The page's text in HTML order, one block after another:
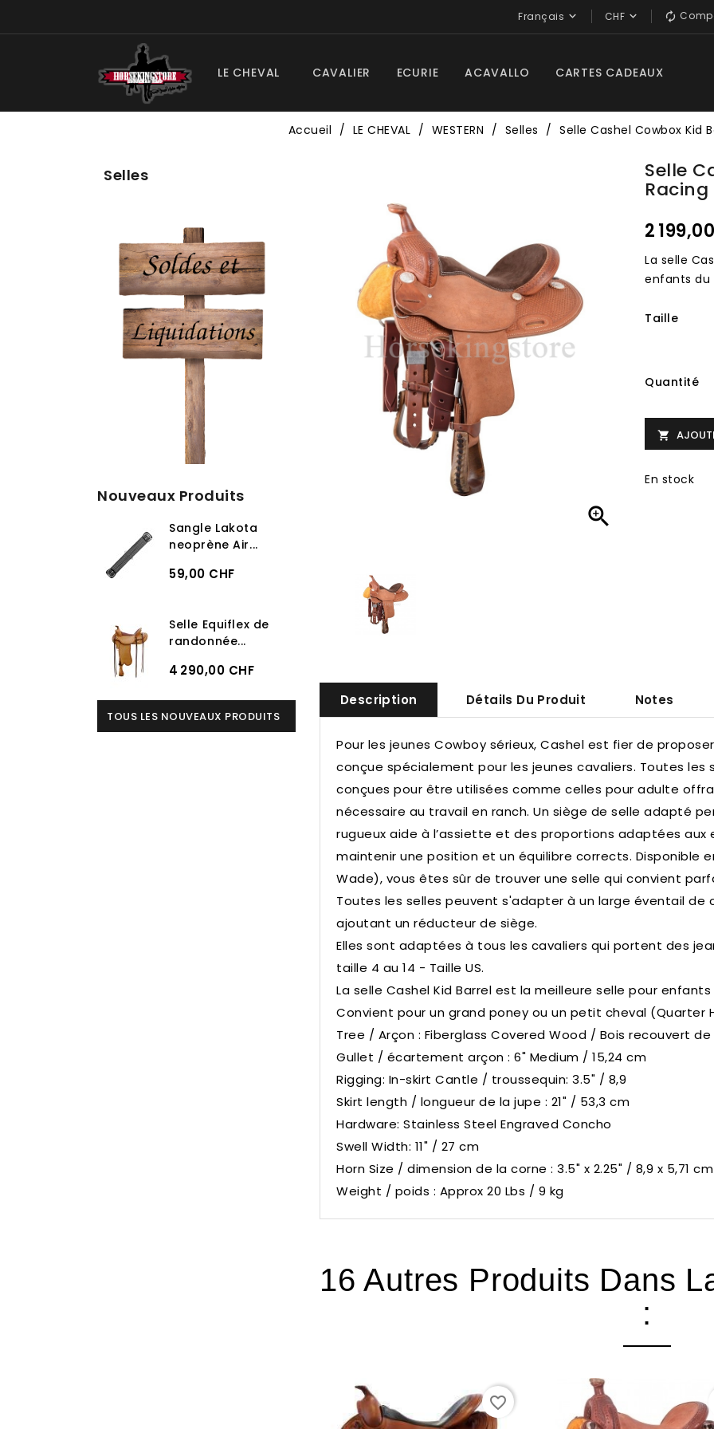

CHF 
Français 
LE CHEVAL CAVALIER ECURIE ACAVALLO CARTES CADEAUX
Accueil LE CHEVAL WESTERN Selles Selle Cashel Cowbox Kid
Selles
Nouveaux Produits
Sangle Lakota
neoprène Air...
59,00 CHF
Selle Equiflex de
randonnée...
4 290,00 CHF
TOUS LES NOUVEAUX PRODUITS

Selle
Racing
2
La selle
enfants du
Taille
Quantité

En stock
Description Détails Du Produit Notes
Pour les jeunes Cowboy sérieux, Cashel est fier de
conçue spécialement pour les jeunes cavaliers. Toutes les
conçues pour être utilisées comme celles pour adulte
nécessaire au travail en ranch. Un siège de selle adapté
rugueux aide à l’assiette et des proportions adaptées
maintenir une position et un équilibre corrects. Disponible
Wade), vous êtes sûr de trouver une selle qui convient
Toutes les selles peuvent s'adapter à un large éventail
ajoutant un réducteur de siège.
Elles sont adaptées à tous les cavaliers qui portent des
taille 4 au 14 - Taille US.
La selle Cashel Kid Barrel est la meilleure selle pour
Convient pour un grand poney ou un petit cheval (Quarter
Tree / Arçon : Fiberglass Covered Wood / Bois recouvert de
Gullet / écartement arçon : 6" Medium / 15,24 cm
Rigging: In-skirt Cantle / troussequin: 3.5" / 8,9
Skirt length / longueur de la jupe : 21" / 53,3 cm
Hardware: Stainless Steel Engraved Concho
Swell Width: 11" / 27 cm
Horn Size / dimension de la corne : 3.5" x 2.25" / 8,9 x 5,71 cm
Weight / poids : Approx 20 Lbs / 9 kg
16 Autres Produits Dans
:
favorite_border